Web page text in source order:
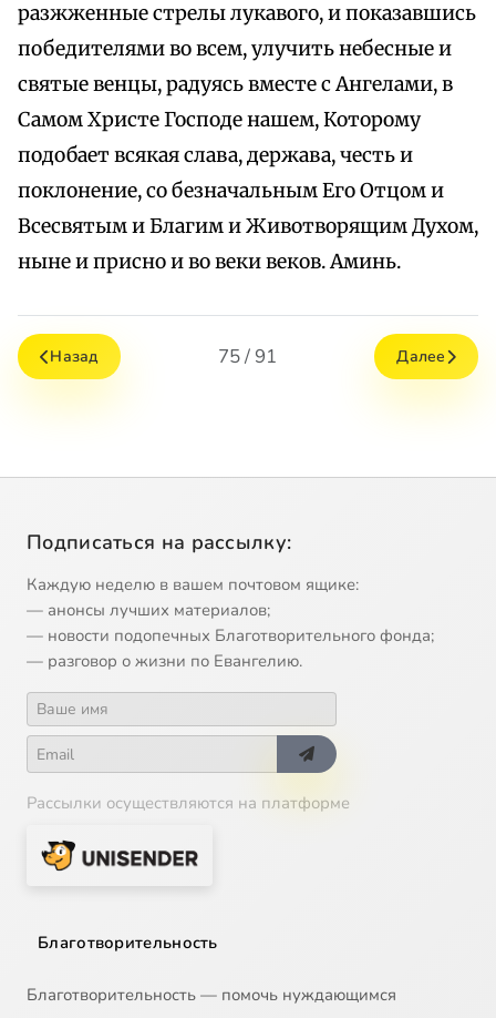
разжженные стрелы лукавого, и показавшись
победителями во всем, улучить небесные и
святые венцы, радуясь вместе с Ангелами, в
Самом Христе Господе нашем, Которому
подобает всякая слава, держава, честь и
поклонение, со безначальным Его Отцом и
Всесвятым и Благим и Животворящим Духом,
ныне и присно и во веки веков. Аминь.
Назад 75 / 91 Далее
Подписаться на рассылку:
Каждую неделю в вашем почтовом ящике:
— анонсы лучших материалов;
— новости подопечных Благотворительного фонда;
— разговор о жизни по Евангелию.
Рассылки осуществляются на платформе
Благотворительность
Благотворительность — помочь нуждающимся